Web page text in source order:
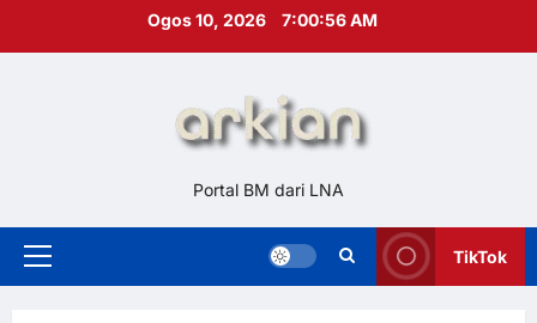
Ogos 10, 2026 7:00:58 AM
Portal BM dari LNA
Primary
TikTok